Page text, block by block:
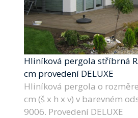
Hliníková pergola stříbrná
cm provedení DELUXE
Hliníková pergola o
cm (š x h x v) v barevném
9006. Provedení DELUXE